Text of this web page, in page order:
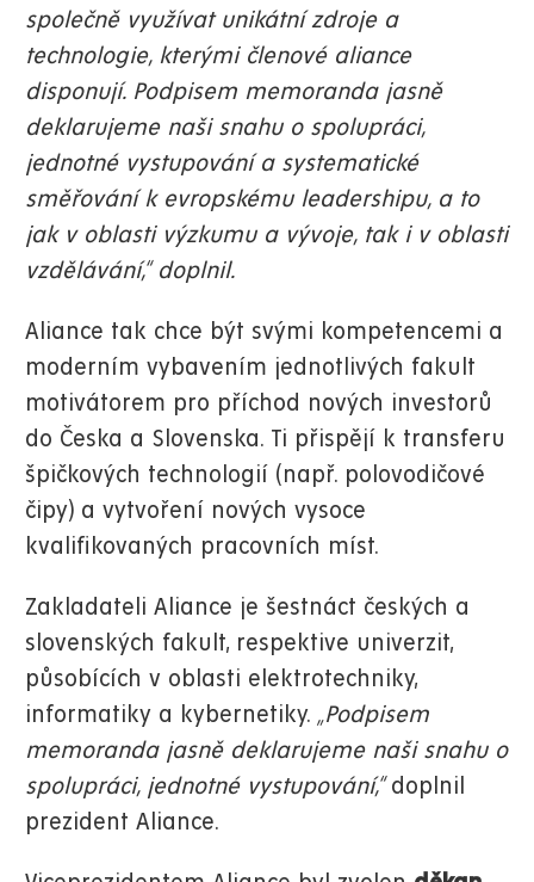
společně využívat unikátní zdroje a
technologie, kterými členové aliance
disponují. Podpisem memoranda jasně
deklarujeme naši snahu o spolupráci,
jednotné vystupování a systematické
směřování k evropskému leadershipu, a to
jak v oblasti výzkumu a vývoje, tak i v oblasti
vzdělávání,“ doplnil.
Aliance tak chce být svými kompetencemi a
moderním vybavením jednotlivých fakult
motivátorem pro příchod nových investorů
do Česka a Slovenska. Ti přispějí k transferu
špičkových technologií (např. polovodičové
čipy) a vytvoření nových vysoce
kvalifikovaných pracovních míst.
Zakladateli Aliance je šestnáct českých a
slovenských fakult, respektive univerzit,
působících v oblasti elektrotechniky,
informatiky a kybernetiky. „Podpisem
memoranda jasně deklarujeme naši snahu o
spolupráci, jednotné vystupování,“doplnil
prezident Aliance.